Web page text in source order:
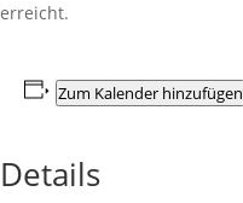
erreicht.
Zum Kalender hinzufügen
Details